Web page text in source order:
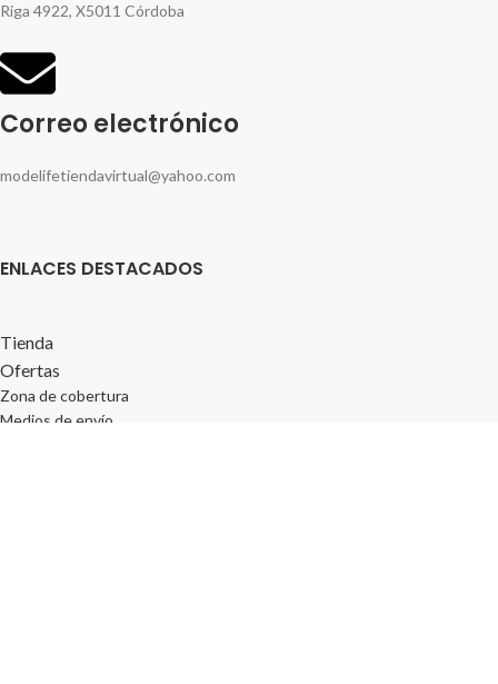
Riga 4922, X5011 Córdoba
Correo electrónico
modelifetiendavirtual@yahoo.com
ENLACES DESTACADOS
Tienda
Ofertas
Zona de cobertura
Medios de envío